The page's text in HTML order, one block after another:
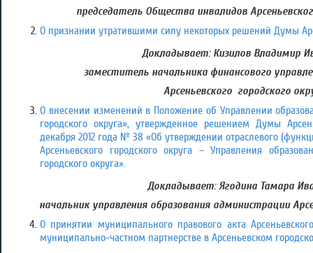
председатель Общества инвалидов
О признании утратившими силу некоторых решений Думы
Докладывает: Кизилов Владимир
заместитель начальника финансового
Арсеньевского городского
О внесении изменений в Положение об Управлении
городского округа», утвержденное решением Думы
декабря 2012 года № 38 «Об утверждении отраслевого
Арсеньевского городского округа – Управления
городского округа».
Докладывает: Ягодина Тамара
начальник управления образования администрации
О принятии муниципального правового акта
муниципально-частном партнерстве в Арсеньевском